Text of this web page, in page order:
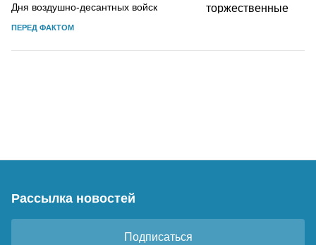
Дня воздушно-десантных войск
ПЕРЕД ФАКТОМ
Рассылка новостей
Подписаться